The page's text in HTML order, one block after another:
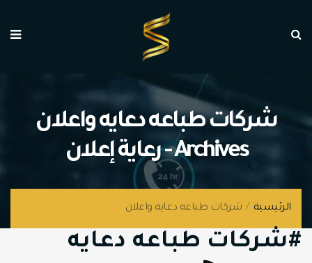
شركات طباعه دعايه واعلان
Archives - رعاية إعلان
الرئيسية / شركات طباعه دعايه واعلان
#شركات طباعه دعايه